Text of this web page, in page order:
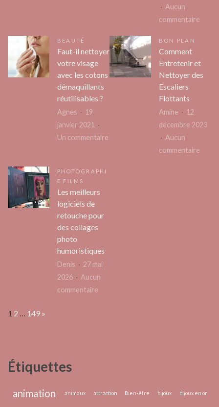
une
figurine
de
vélociraptor
Aucun
commentaire
BEAUTÉ
Faut-il nettoyer
votre visage
avec les cotons
démaquillants
réutilisables ?
Agnes
19
janvier 2021
Un commentaire
BON PLAN
Comment
Entretenir et
Nettoyer des
Escaliers
Flottants
Amine
12
décembre 2023
Aucun
commentaire
PHOTOGRAPHI
E FILMS
Les meilleurs
logiciels de
retouche pour
des collages
photo
humoristiques
Denis
27 mai
2026
Aucun
commentaire
collages
Page:
1 2 … 149 Next
»
Étiquettes
animation animaux attraction Bien-être bijoux bijoux en or